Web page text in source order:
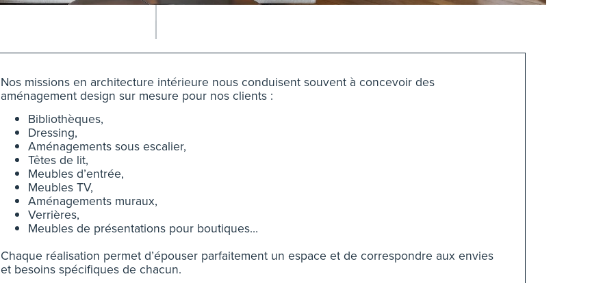
Nos missions en architecture intérieure nous conduisent souvent à concevoir des
aménagement design sur mesure pour nos clients :
Bibliothèques,
Dressing,
Aménagements sous escalier,
Têtes de lit,
Meubles d’entrée,
Meubles TV,
Aménagements muraux,
Verrières,
Meubles de présentations pour boutiques…
Chaque réalisation permet d’épouser parfaitement un espace et de correspondre aux envies
et besoins spécifiques de chacun.